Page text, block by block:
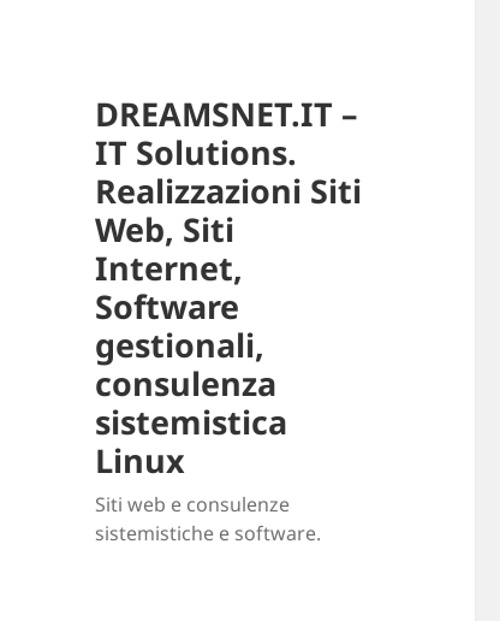
DREAMSNET.IT –
IT Solutions.
Realizzazioni Siti
Web, Siti
Internet,
Software
gestionali,
consulenza
sistemistica
Linux
Siti web e consulenze
sistemistiche e software.